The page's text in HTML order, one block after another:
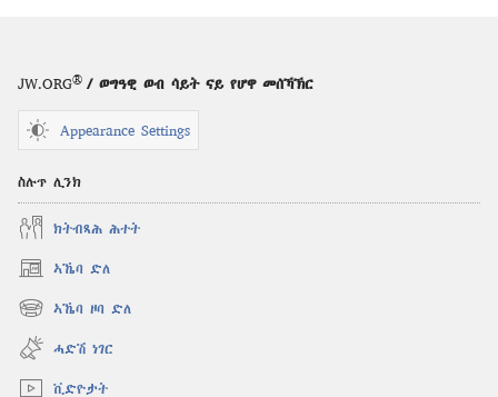
የሆዋ
JW.ORG® / ወግዓዊ ወብ ሳይት ናይ የሆዋ መሰኻኽር
Appearance Settings
ስሉጥ ሊንክ
ክትብጻሕ ሕተት
ኣኼባ ድለ
(opens
new
window)
ኣኼባ ዞባ ድለ
(opens
new
window)
ሓድሽ ነገር
ቪድዮታት